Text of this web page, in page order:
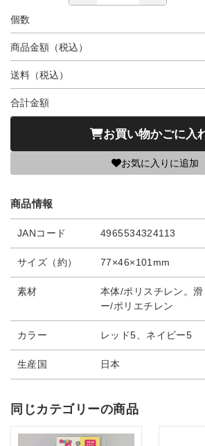
個数
商品金額（税込）
送料（税込）
合計金額
お買い物かごに入
お気に入りに追加
商品情報
JANコード 4965534324113
サイズ（約） 77×46×101mm
素材
本体/ポリスチレン。
ー/ポリエチレン
カラー レッド5、ネイビー5
生産国 日本
同じカテゴリーの商品